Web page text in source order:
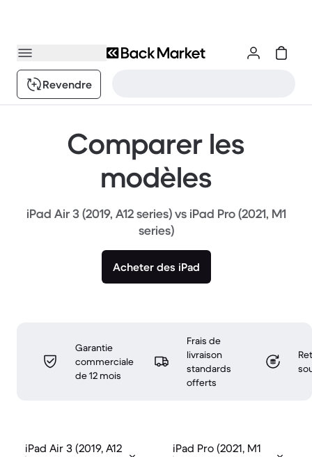
Revendre
Comparer les
modèles
iPad Air 3 (2019, A12 series) vs iPad Pro (2021, M1
series)
Acheter des iPad
Garantie
commerciale
de 12 mois
Frais de
livraison
standards
offerts
iPad Air 3 (2019, A12
iPad Pro (2021, M1